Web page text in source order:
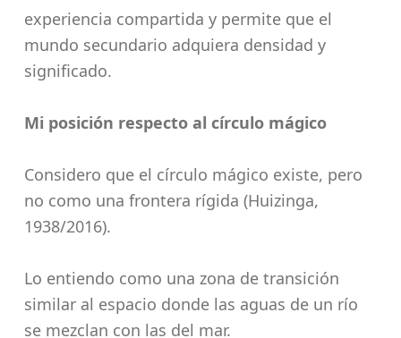
experiencia compartida y permite que el
mundo secundario adquiera densidad y
significado.
Mi posición respecto al círculo mágico
Considero que el círculo mágico existe, pero
no como una frontera rígida (Huizinga,
1938/2016).
Lo entiendo como una zona de transición
similar al espacio donde las aguas de un río
se mezclan con las del mar.